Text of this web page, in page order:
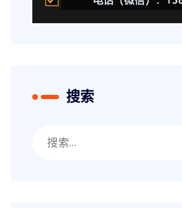
搜索
索：